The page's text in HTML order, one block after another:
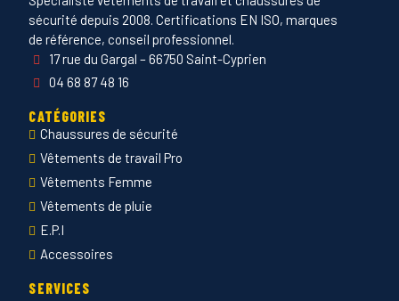
sécurité depuis 2008. Certifications EN ISO, marques
de référence, conseil professionnel.
17 rue du Gargal – 66750 Saint-Cyprien
04 68 87 48 16
CATÉGORIES
Chaussures de sécurité
Vêtements de travail Pro
Vêtements Femme
Vêtements de pluie
E.P.I
Accessoires
SERVICES